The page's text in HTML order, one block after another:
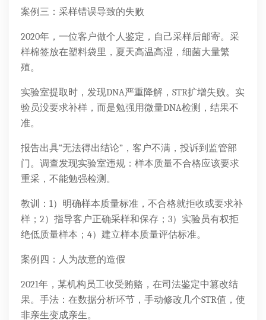
案例三：采样错误导致的失败
2020年，一位客户做个人鉴定，自己采样后邮寄。采
样棉签放在塑料袋里，夏天高温高湿，细菌大量繁
殖。
实验室提取时，发现DNA严重降解，STR扩增失败。实
验员没要求补样，而是勉强用微量DNA检测，结果不
准。
报告出具“无法得出结论”，客户不满，投诉到监管部
门。调查发现实验室违规：样本质量不合格应该要求
重采，不能勉强检测。
教训：1）明确样本质量标准，不合格就拒收或要求补
样；2）指导客户正确采样和保存；3）实验员有权拒
绝低质量样本；4）建立样本质量评估标准。
案例四：人为故意的造假
2021年，某机构员工收受贿赂，在司法鉴定中篡改结
果。手法：在数据分析环节，手动修改几个STR值，使
非亲生变成亲生。